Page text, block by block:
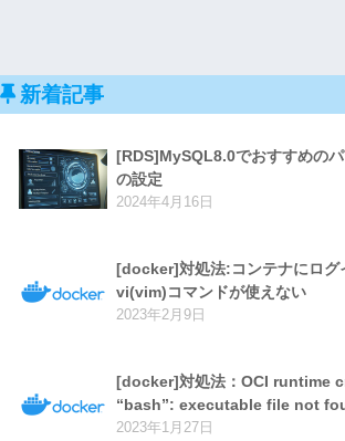
新着記事
[RDS]MySQL8.0でおすすめの
の設定
2024年4月16日
[docker]対処法:コンテナにログ
vi(vim)コマンドが使えない
2023年2月9日
[docker]対処法：OCI runtime
“bash”: executable file not
2023年1月27日